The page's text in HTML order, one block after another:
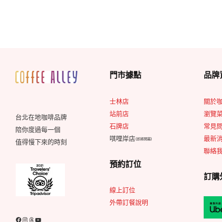
台北在地咖啡品牌
陪你度過每一個
值得慢下來的時刻
Facebook InstagramThreads YouTube
門市據點
士林店
站前店
石牌店
唭哩岸店(即將開幕)
預約訂位
線上訂位
外帶訂餐說明
品牌
關於
瀏覽
常見
最新
聯絡
訂購